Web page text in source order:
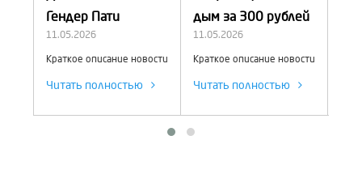
Гендер Пати
11.05.2026
Краткое описание новости
Читать полностью
дым за 300 рублей
11.05.2026
Краткое описание новости
Читать полностью